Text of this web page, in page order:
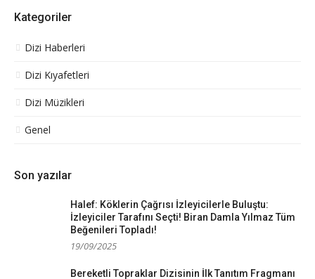
Kategoriler
Dizi Haberleri
Dizi Kıyafetleri
Dizi Müzikleri
Genel
Son yazılar
Halef: Köklerin Çağrısı İzleyicilerle Buluştu:
İzleyiciler Tarafını Seçti! Biran Damla Yılmaz Tüm
Beğenileri Topladı!
19/09/2025
Bereketli Topraklar Dizisinin İlk Tanıtım Fragmanı